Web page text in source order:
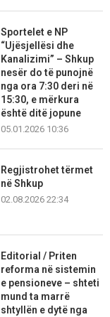
Sportelet e NP
“Ujësjellësi dhe
Kanalizimi” – Shkup
nesër do të punojnë
nga ora 7:30 deri në
15:30, e mërkura
është ditë jopune
05.01.2026 10:36
Regjistrohet tërmet
në Shkup
02.08.2026 22:34
Editorial / Priten
reforma në sistemin
e pensioneve – shteti
mund ta marrë
shtyllën e dytë nga